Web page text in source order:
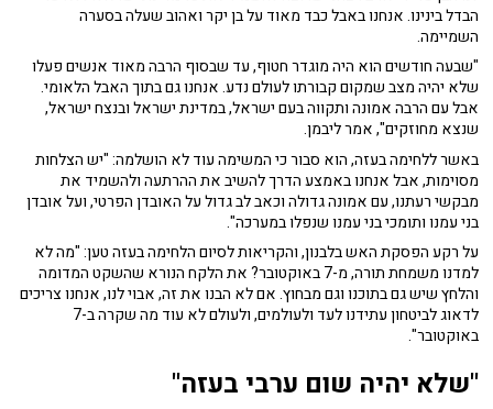
הבדל בינינו. אנחנו באבל כבד מאוד על בן יקר ואהוב שעלה בסערה
השמיימה.
"שבעה חודשים הוא היה מוגדר חטוף, עד שבסוף הרבה מאוד אנשים פעלו
שלא יהיה מצב שמקום קבורתו לעולם נדע. אנחנו גם בתוך האבל הלאומי.
אבל עם הרבה אמונה ותקווה בעם ישראל, במדינת ישראל ובנצח ישראל,
שנצא מחוזקים", אמר ליבמן.
באשר ללחימה בעזה, הוא סבור כי המשימה עוד לא הושלמה: "יש הצלחות
מסוימות, אבל אנחנו באמצע הדרך להשיב את ההרתעה ולהשמיד את
מבקשי רעתנו, עם אמונה גדולה וכאב לב גדול על האובדן הפרטי, ועל אובדן
בני עמנו ותומכי בני עמנו שנפלו במערכה".
על רקע הפסקת האש בלבנון, והקריאות לסיום הלחימה בעזה טען: "מה לא
למדנו משמחת תורה, מ-7 באוקטובר? את הלקח הנורא שהשקט המדומה
והלחץ שיש גם בתוכנו וגם מבחוץ. אם לא הבנו את זה, אבוי לנו, אנחנו צריכים
לדאוג לביטחון עתידנו לעד ולעולמים, ולעולם לא עוד מה שקרה ב-7
באוקטובר".
"שלא יהיה שום ערבי בעזה"